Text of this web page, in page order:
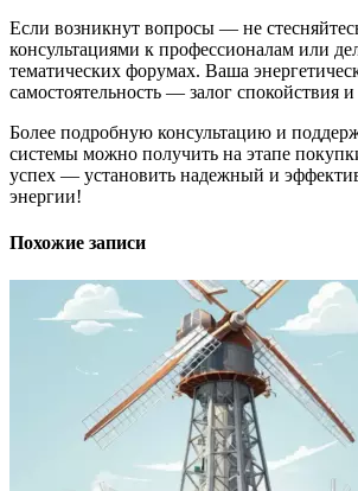
Если возникнут вопросы — не
консультациями к профессионалам или
тематических форумах. Ваша
самостоятельность — залог спокойствия
Более подробную консультацию и
системы можно получить на этапе
успех — установить надежный и
энергии!
Похожие записи